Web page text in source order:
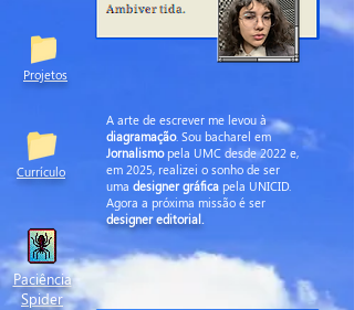
Projetos
Ambivertida.
Currículo
A arte de escrever me levou à
diagramação. Sou bacharel em
Jornalismo pela UMC desde 2022 e,
em 2025, realizei o sonho de ser
uma designer gráfica pela UNICID.
Agora a próxima missão é ser
designer editorial.
Paciência
Spider